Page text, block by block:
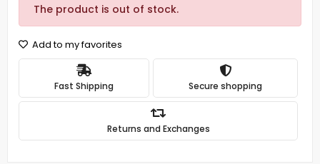
The product is out of stock.
Add to my favorites
Fast Shipping Secure shopping
Returns and Exchanges